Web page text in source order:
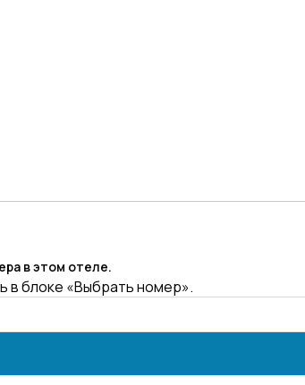
в этом отеле.
в блоке «Выбрать номер».